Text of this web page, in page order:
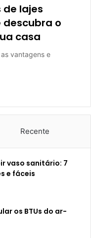
de lajes
o
casa
vantagens e
Recente
vaso sanitário: 7
e fáceis
os BTUs do ar-